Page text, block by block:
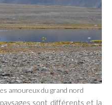
amoureux du grand nord
sont différents et la